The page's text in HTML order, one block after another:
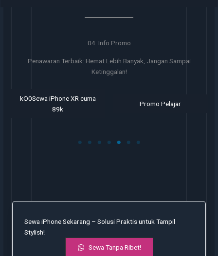
04. Info Promo
Penawaran Terbaik: Hemat Lebih Banyak, Jangan Sampai
Ketinggalan!
kO0Sewa iPhone XR cuma
89k
Promo Pelajar
Sewa iPhone Sekarang – Solusi Praktis untuk Tampil
Stylish!
Sewa Tanpa Ribet!